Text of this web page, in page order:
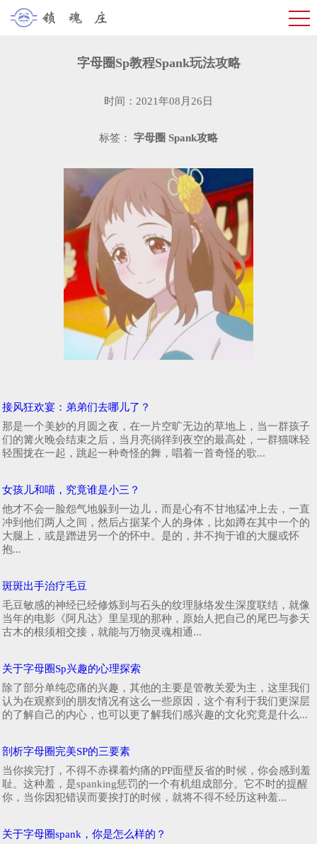
字母圈Sp教程Spank玩法攻略
时间：2021年08月26日
标签： 字母圈 Spank攻略
接风狂欢宴：弟弟们去哪儿了？
那是一个美妙的月圆之夜，在一片空旷无边的草地上，当一群孩子
们的篝火晚会结束之后，当月亮徜徉到夜空的最高处，一群猫咪轻
轻围拢在一起，跳起一种奇怪的舞，唱着一首奇怪的歌...
女孩儿和喵，究竟谁是小三？
他才不会一脸怨气地躲到一边儿，而是心有不甘地猛冲上去，一直
冲到他们两人之间，然后占据某个人的身体，比如蹲在其中一个的
大腿上，或是蹭进另一个的怀中。是的，并不拘于谁的大腿或怀
抱...
斑斑出手治疗毛豆
毛豆敏感的神经已经修炼到与石头的纹理脉络发生深度联结，就像
当年的电影《阿凡达》里呈现的那种，原始人把自己的尾巴与参天
古木的根须相交接，就能与万物灵魂相通...
关于字母圈Sp兴趣的心理探索
除了部分单纯恋痛的兴趣，其他的主要是管教关爱为主，这里我们
认为在观察到的朋友情况有这么一些原因，这个有利于我们更深层
的了解自己的内心，也可以更了解我们感兴趣的文化究竟是什么...
剖析字母圈完美SP的三要素
当你挨完打，不得不赤裸着灼痛的PP面壁反省的时候，你会感到羞
耻。这种羞，是spanking惩罚的一个有机组成部分。它不时的提醒
你，当你因犯错误而要挨打的时候，就将不得不经历这种羞...
关于字母圈spank，你是怎么样的？